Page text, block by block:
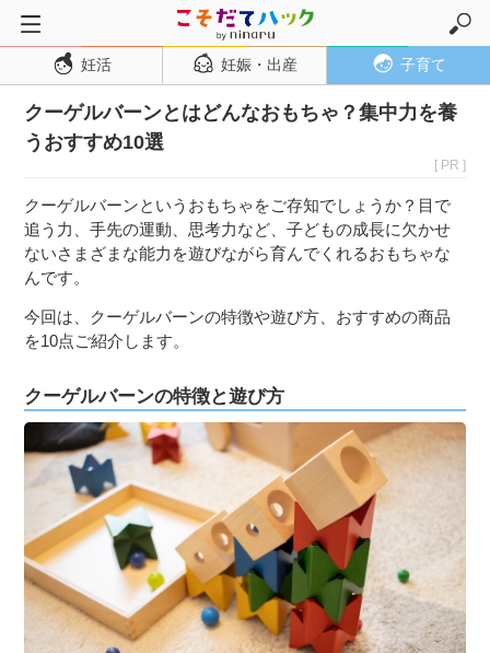
トップページ
妊活
妊娠・出産
妊娠初期
妊娠中期
出産
０歳児
１歳児
２歳児
３〜６歳児
７〜１２歳児
妊活 妊娠・出産 子育て
クーゲルバーンとはどんなおもちゃ？集中力を養
うおすすめ10選
[ PR ]
クーゲルバーンというおもちゃをご存知でしょうか？目で
追う力、手先の運動、思考力など、子どもの成長に欠かせ
ないさまざまな能力を遊びながら育んでくれるおもちゃな
んです。
今回は、クーゲルバーンの特徴や遊び方、おすすめの商品
を10点ご紹介します。
クーゲルバーンの特徴と遊び方